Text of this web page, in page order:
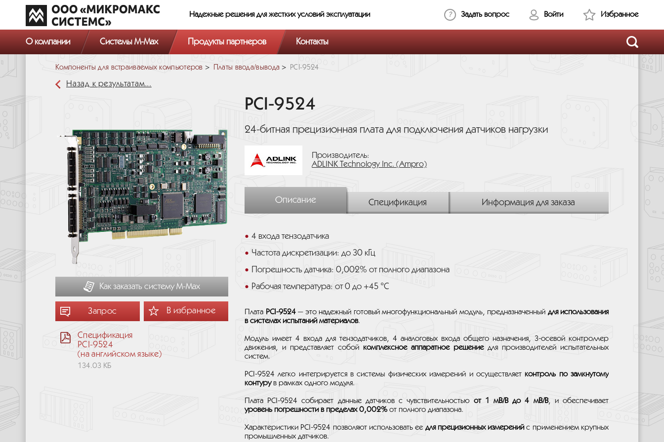
Надежные решения для жестких условий эксплуатации Задать вопрос Войти Избранное
О компании Системы M-Max Продукты партнеров Контакты
Компоненты для встраиваемых компьютеров Платы ввода/вывода PCI-9524
Назад к результатам...
Как заказать систему М-Мах
Запрос В избранное
Спецификация
PCI-9524
(на английском языке)
134.03 КБ
PCI-9524
24-битная прецизионная плата для подключения датчиков нагрузки
Производитель:
ADLINK Technology Inc. (Ampro)
Описание Спецификация Информация для заказа
4 входа тензодатчика
Частота дискретизации: до 30 кГц
Погрешность датчика: 0,002% от полного диапазона
Рабочая температура: от 0 до +45 °C
Плата PCI-9524— это надежный готовый многофункциональный модуль, предназначенный для использования
в системах испытаний материалов.
Модуль имеет 4 входа для тензодатчиков, 4 аналоговых входа общего назначения, 3-осевой контроллер
движения, и представляет собой комплексное аппаратное решениедля производителей испытательных
систем.
PCI-9524 легко интегрируется в системы физических измерений и осуществляетконтроль по замкнутому
контурув рамках одного модуля.
Плата PCI-9524 собирает данные датчиков с чувствительностью от 1 мВ/В до 4 мВ/В, и обеспечивает
уровень погрешности в пределах 0,002% от полного диапазона.
Характеристики PCI-9524 позволяют использовать ее для прецизионных измеренийс применением крупных
промышленных датчиков.